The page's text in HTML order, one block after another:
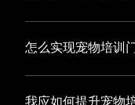
与您共同打造独具特
有赞新零售旗下的有
程序商城，为您的线
态。
怎么实现宠物培训
您可以使用有赞的会
系，通过赠送积分、
我应如何提升宠物